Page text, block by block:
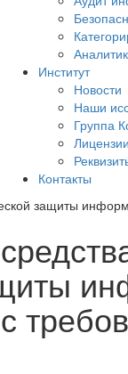
Институт
Новости
Наши
Группа
Контакты
защиты